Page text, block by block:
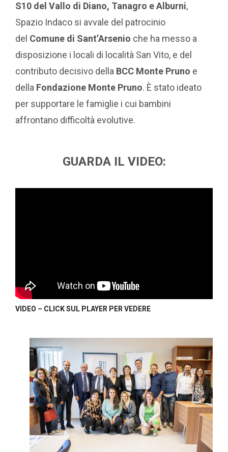
S10 del Vallo di Diano, Tanagro e Alburni,
Spazio Indaco si avvale del patrocinio
del Comune di Sant’Arsenio che ha messo a
disposizione i locali di località San Vito, e del
contributo decisivo della BCC Monte Pruno e
della Fondazione Monte Pruno. È stato ideato
per supportare le famiglie i cui bambini
affrontano difficoltà evolutive.
GUARDA IL VIDEO:
VIDEO – CLICK SUL PLAYER PER VEDERE